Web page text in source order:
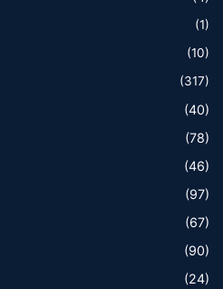
(1)
(10)
(317)
(40)
(78)
(46)
(97)
(67)
(90)
(24)